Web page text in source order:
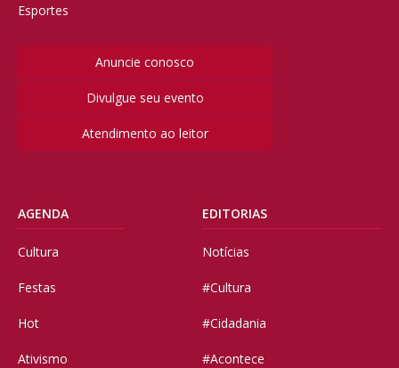
Esportes
Anuncie conosco
Divulgue seu evento
Atendimento ao leitor
AGENDA
Cultura
Festas
Hot
Ativismo
EDITORIAS
Notícias
#Cultura
#Cidadania
#Acontece